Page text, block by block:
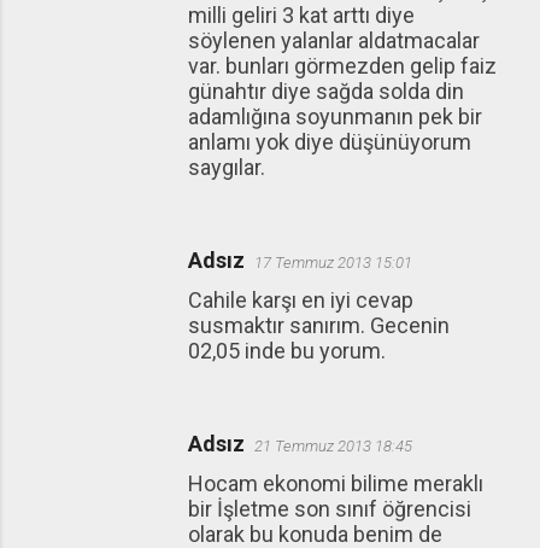
milli geliri 3 kat arttı diye
söylenen yalanlar aldatmacalar
var. bunları görmezden gelip faiz
günahtır diye sağda solda din
adamlığına soyunmanın pek bir
anlamı yok diye düşünüyorum
saygılar.
Adsız 17 Temmuz 2013 15:01
Cahile karşı en iyi cevap
susmaktır sanırım. Gecenin
02,05 inde bu yorum.
Adsız 21 Temmuz 2013 18:45
Hocam ekonomi bilime meraklı
bir İşletme son sınıf öğrencisi
olarak bu konuda benim de